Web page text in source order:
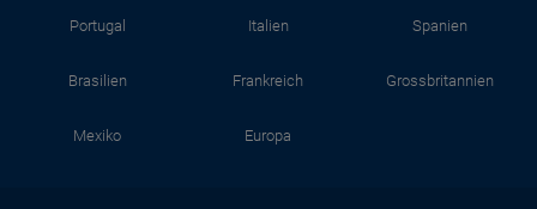
Portugal Italien Spanien
Brasilien Frankreich Grossbritannien
Mexiko Europa